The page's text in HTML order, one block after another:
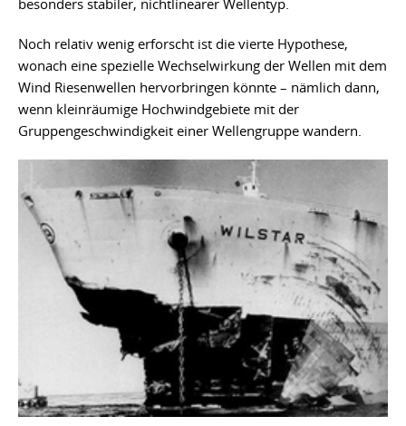
Noch relativ wenig erforscht ist die vierte Hypothese,
wonach eine spezielle Wechselwirkung der Wellen mit dem
Wind Riesenwellen hervorbringen könnte – nämlich dann,
wenn kleinräumige Hochwindgebiete mit der
Gruppengeschwindigkeit einer Wellengruppe wandern.